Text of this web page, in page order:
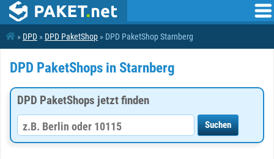
» DPD » DPD PaketShop » DPD PaketShop Starnberg
DPD PaketShops in Starnberg
DPD PaketShops jetzt finden